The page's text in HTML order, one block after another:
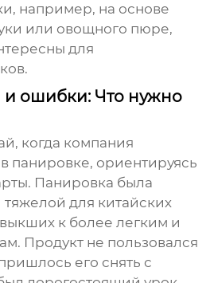
например, на основе
или овощного пюре,
для
и ошибки: Что нужно
когда компания
панировке, ориентируясь
Панировка была
для китайских
к более легким и
Продукт не пользовался
его снять с